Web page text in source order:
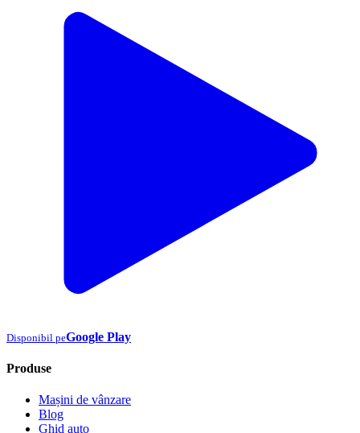
Disponibil peGoogle Play
Produse
Mașini de vânzare
Blog
Ghid auto